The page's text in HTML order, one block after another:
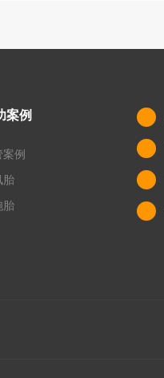
案例
例
胎
胎